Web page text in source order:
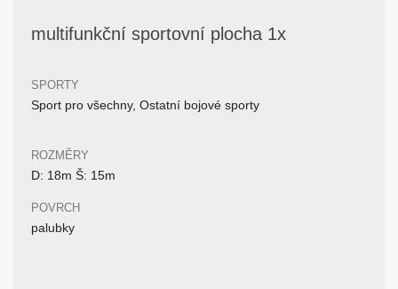
multifunkční sportovní plocha 1x
SPORTY
Sport pro všechny, Ostatní bojové sporty
ROZMĚRY
D: 18m Š: 15m
POVRCH
palubky